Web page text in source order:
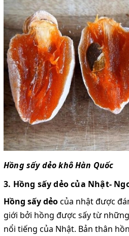
Hồng sấy dẻo khô Hàn Quốc
3. Hồng sấy dẻo của Nhật-
Hồng sấy dẻocủa nhật được
giới bởi hồng được sấy từ
nổi tiếng của Nhật. Bản thân